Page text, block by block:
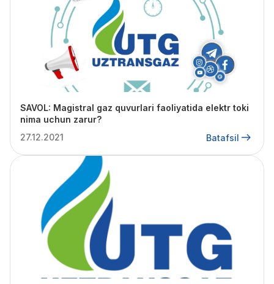
SAVOL: Magistral gaz quvurlari faoliyatida elektr toki
nima uchun zarur?
27.12.2021
Batafsil